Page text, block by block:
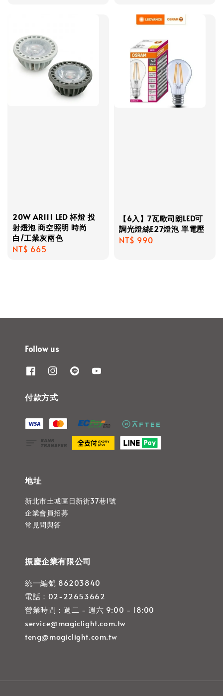
20W AR111 LED 杯燈 投
射燈泡 商空照明 時尚
白/工業灰兩色
Regular
NT$ 665
【6入】7瓦歐司朗LED可
調光燈絲E27燈泡 單電壓
Regular
NT$ 990
Follow us
付款方式
地址
新北市土城區日新街37巷1號
企業會員招募
常見問與答
振慶企業有限公司
統一編號 86203840
電話：02-22653662
營業時間：週二 - 週六 9:00 - 18:00
service@magiclight.com.tw
teng@magiclight.com.tw